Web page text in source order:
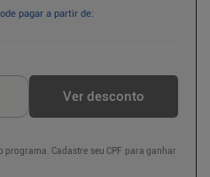
pagar a partir de:
Ver desconto
Cadastre seu CPF para ganhar